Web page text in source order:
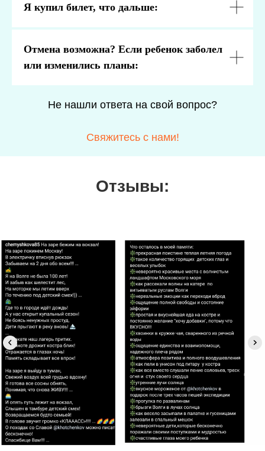
Я купил билет, что дальше:
Отмена возможна? Если ребенок заболел
или изменились планы:
Не нашли ответа на свой вопрос?
Свяжитесь с нами!
Отзывы: